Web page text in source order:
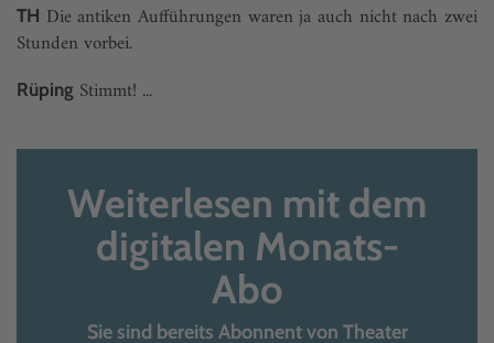
TH Die antiken Aufführungen waren ja auch nicht nach zwei
Stunden vorbei.
Rüping Stimmt! ...
Weiterlesen mit dem
digitalen Monats-
Abo
Sie sind bereits Abonnent von Theater